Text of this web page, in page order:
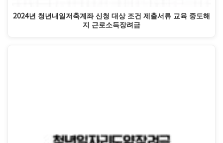
2024년 청년내일저축계좌 신청 대상 조건 제출서류 교육 중도해
지 근로소득장려금